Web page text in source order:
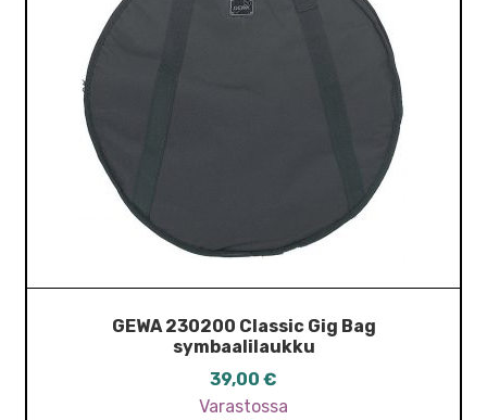
GEWA 230200 Classic Gig Bag
symbaalilaukku
39,00 €
Varastossa